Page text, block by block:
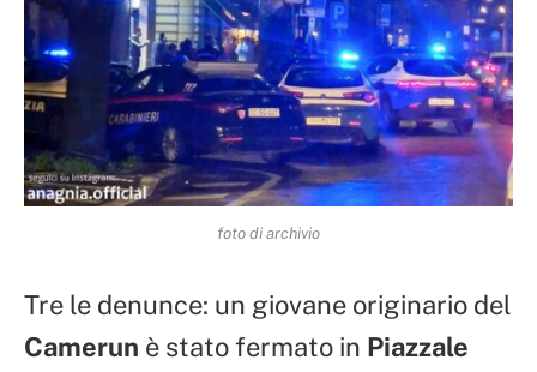
foto di archivio
Tre le denunce: un giovane originario del
Camerun è stato fermato in Piazzale